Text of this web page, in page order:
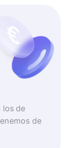
los de
de